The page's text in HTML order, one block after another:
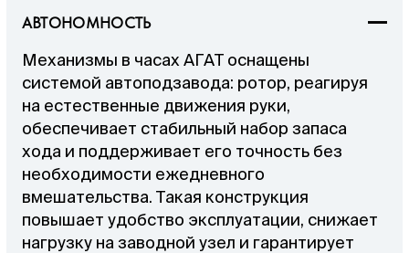
АВТОНОМНОСТЬ
Механизмы в часах АГАТ оснащены
системой автоподзавода: ротор, реагируя
на естественные движения руки,
обеспечивает стабильный набор запаса
хода и поддерживает его точность без
необходимости ежедневного
вмешательства. Такая конструкция
повышает удобство эксплуатации, снижает
нагрузку на заводной узел и гарантирует